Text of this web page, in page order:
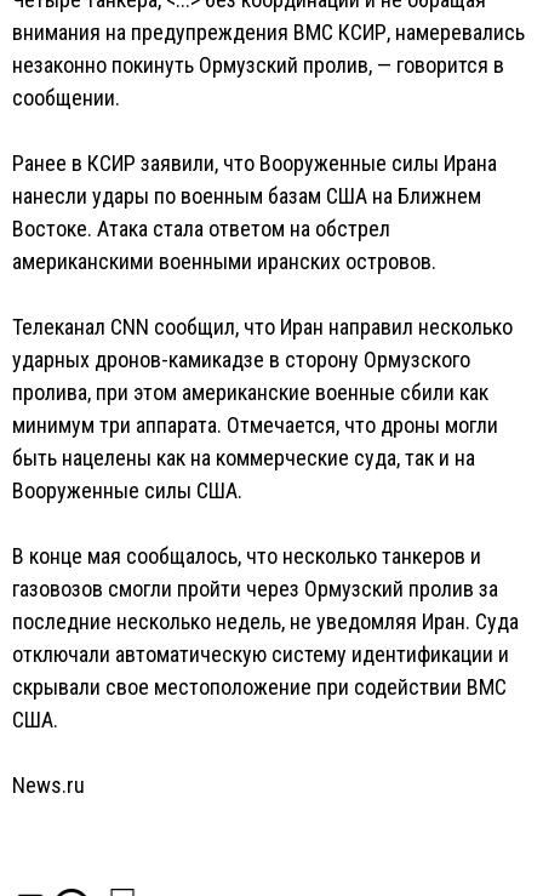
внимания на предупреждения ВМС КСИР, намеревались
незаконно покинуть Ормузский пролив, — говорится в
сообщении.
Ранее в КСИР заявили, что Вооруженные силы Ирана
нанесли удары по военным базам США на Ближнем
Востоке. Атака стала ответом на обстрел
американскими военными иранских островов.
Телеканал CNN сообщил, что Иран направил несколько
ударных дронов-камикадзе в сторону Ормузского
пролива, при этом американские военные сбили как
минимум три аппарата. Отмечается, что дроны могли
быть нацелены как на коммерческие суда, так и на
Вооруженные силы США.
В конце мая сообщалось, что несколько танкеров и
газовозов смогли пройти через Ормузский пролив за
последние несколько недель, не уведомляя Иран. Суда
отключали автоматическую систему идентификации и
скрывали свое местоположение при содействии ВМС
США.
News.ru